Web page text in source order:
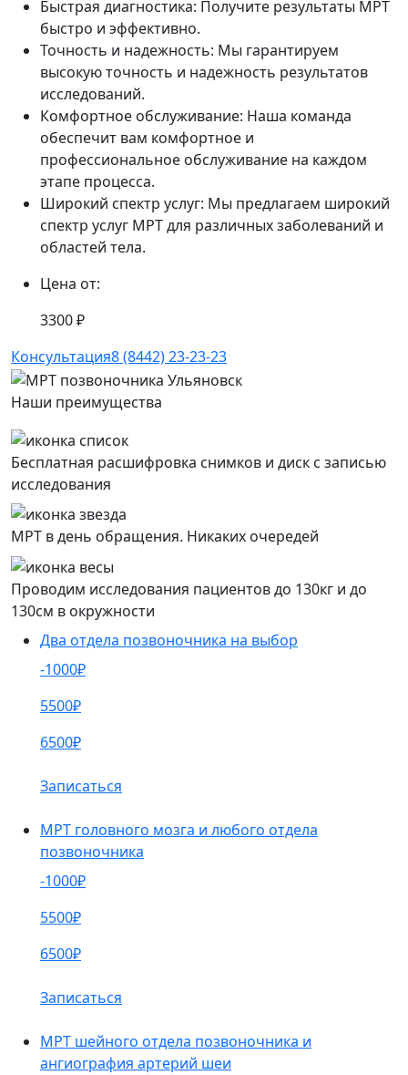
Быстрая диагностика: Получите результаты МРТ
быстро и эффективно.
Точность и надежность: Мы гарантируем
высокую точность и надежность результатов
исследований.
Комфортное обслуживание: Наша команда
обеспечит вам комфортное и
профессиональное обслуживание на каждом
этапе процесса.
Широкий спектр услуг: Мы предлагаем широкий
спектр услуг МРТ для различных заболеваний и
областей тела.
Цена от:
3300 ₽
Консультация8 (8442) 23-23-23
Наши преимущества
Бесплатная расшифровка снимков и диск с записью
исследования
МРТ в день обращения. Никаких очередей
Проводим исследования пациентов до 130кг и до
130см в окружности
Два отдела позвоночника на выбор
-1000₽
5500₽
6500₽
Записаться
МРТ головного мозга и любого отдела
позвоночника
-1000₽
5500₽
6500₽
Записаться
МРТ шейного отдела позвоночника и
ангиография артерий шеи